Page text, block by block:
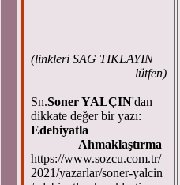
(linkleri SAG TIKLAYIN
lütfen)
Sn.Soner YALÇIN'dan
dikkate değer bir yazı:
Edebiyatla
Ahmaklaştırma
https://www.sozcu.com.tr/
2021/yazarlar/soner-yalcin